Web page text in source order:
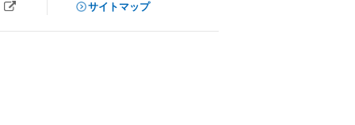
サイトマップ